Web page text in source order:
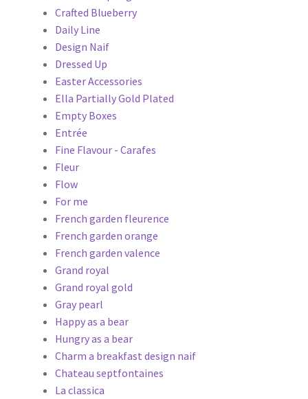
Crafted Blueberry
Daily Line
Design Naif
Dressed Up
Easter Accessories
Ella Partially Gold Plated
Empty Boxes
Entrée
Fine Flavour - Carafes
Fleur
Flow
For me
French garden fleurence
French garden orange
French garden valence
Grand royal
Grand royal gold
Gray pearl
Happy as a bear
Hungry as a bear
Charm a breakfast design naif
Chateau septfontaines
La classica